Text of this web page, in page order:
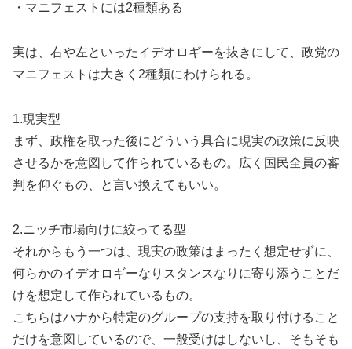
・マニフェストには2種類ある
実は、右や左といったイデオロギーを抜きにして、政党の
マニフェストは大きく2種類にわけられる。
1.現実型
まず、政権を取った後にどういう具合に現実の政策に反映
させるかを意図して作られているもの。広く国民全員の審
判を仰ぐもの、と言い換えてもいい。
2.ニッチ市場向けに絞ってる型
それからもう一つは、現実の政策はまったく想定せずに、
何らかのイデオロギーなりスタンスなりに寄り添うことだ
けを想定して作られているもの。
こちらはハナから特定のグループの支持を取り付けること
だけを意図しているので、一般受けはしないし、そもそも